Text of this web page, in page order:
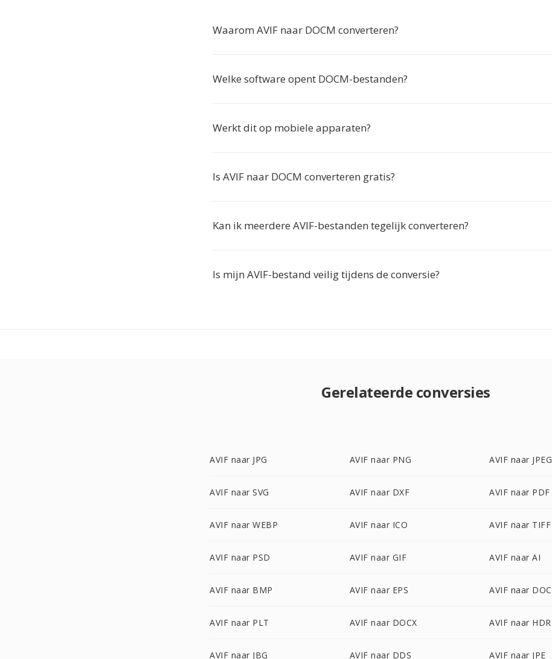
Waarom AVIF naar DOCM converteren?
Welke software opent DOCM-bestanden?
Werkt dit op mobiele apparaten?
Is AVIF naar DOCM converteren gratis?
Kan ik meerdere AVIF-bestanden tegelijk converteren?
Is mijn AVIF-bestand veilig tijdens de conversie?
Gerelateerde conversies
AVIF naar JPG AVIF naar PNG AVIF naar JPEG
AVIF naar SVG AVIF naar DXF AVIF naar PDF
AVIF naar WEBP AVIF naar ICO AVIF naar TIFF
AVIF naar PSD AVIF naar GIF AVIF naar AI
AVIF naar BMP AVIF naar EPS AVIF naar DOC
AVIF naar PLT AVIF naar DOCX AVIF naar HDR
AVIF naar JBG AVIF naar DDS AVIF naar JPE